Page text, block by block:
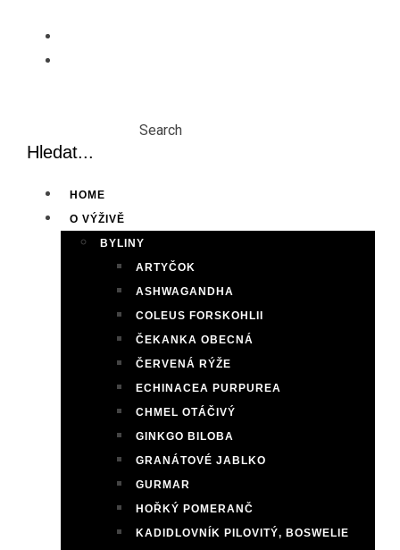
content
Search
HOME
O VÝŽIVĚ
BYLINY
ARTYČOK
ASHWAGANDHA
COLEUS FORSKOHLII
ČEKANKA OBECNÁ
ČERVENÁ RÝŽE
ECHINACEA PURPUREA
CHMEL OTÁČIVÝ
GINKGO BILOBA
GRANÁTOVÉ JABLKO
GURMAR
HOŘKÝ POMERANČ
KADIDLOVNÍK PILOVITÝ, BOSWELIE